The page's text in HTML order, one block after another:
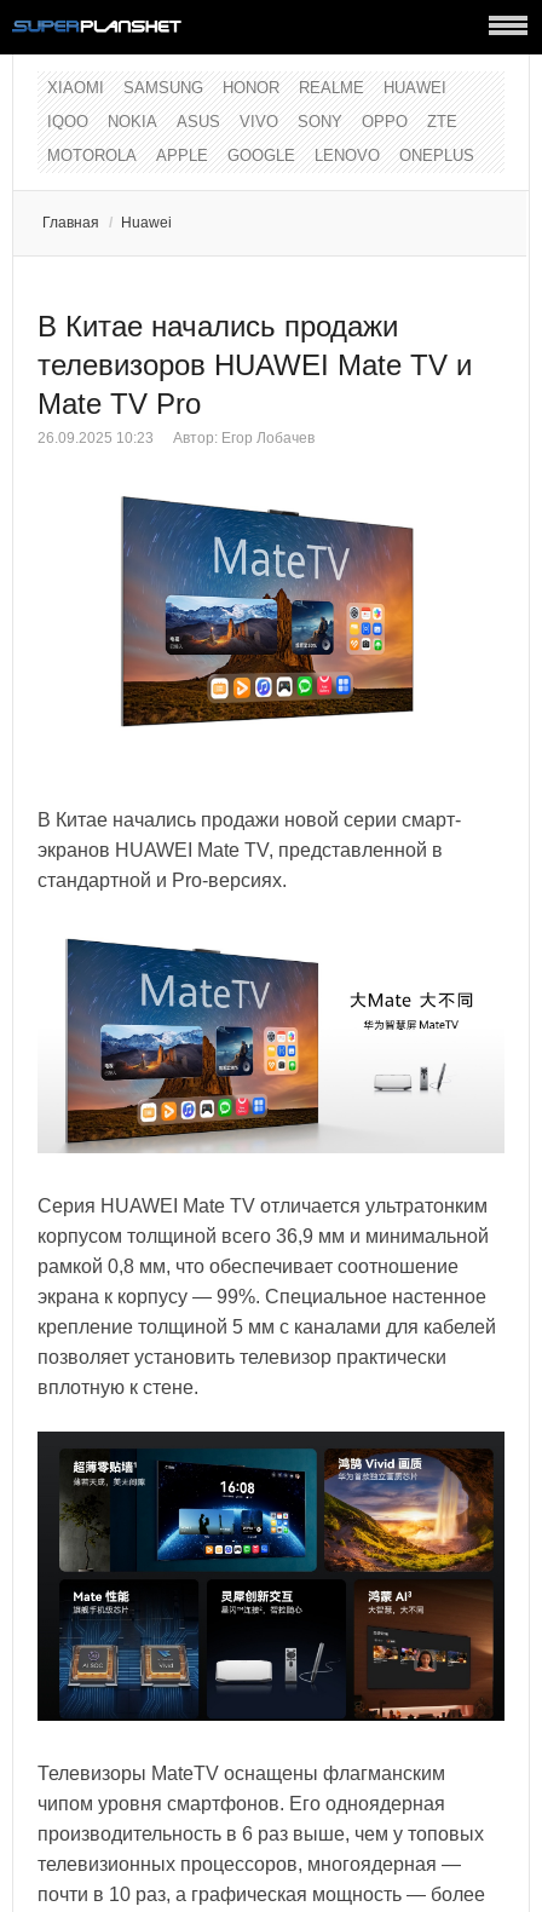
XIAOMI SAMSUNG HONOR REALME
HUAWEI
IQOO
NOKIA ASUS VIVO SONY OPPO
ZTE
MOTOROLA
APPLE GOOGLE LENOVO ONEPLUS
Главная / Huawei
В Китае начались продажи
телевизоров HUAWEI Mate TV и
Mate TV Pro
26.09.2025 10:23 Автор: Егор Лобачев
В Китае начались продажи новой серии смарт-
экранов HUAWEI Mate TV, представленной в
стандартной и Pro-версиях.
Серия HUAWEI Mate TV отличается ультратонким
корпусом толщиной всего 36,9 мм и минимальной
рамкой 0,8 мм, что обеспечивает соотношение
экрана к корпусу — 99%. Специальное настенное
крепление толщиной 5 мм с каналами для кабелей
позволяет установить телевизор практически
вплотную к стене.
Телевизоры MateTV оснащены флагманским
чипом уровня смартфонов. Его одноядерная
производительность в 6 раз выше, чем у топовых
телевизионных процессоров, многоядерная —
почти в 10 раз, а графическая мощность — более